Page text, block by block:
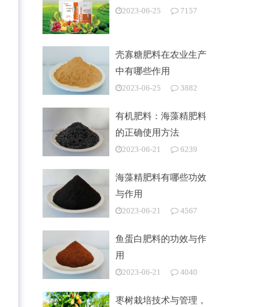
2023-06-25 7157
壳寡糖肥料在农业生产
中有哪些作用
2023-06-25 3882
有机肥料：海藻精肥料
的正确使用方法
2023-06-21 6239
海藻精肥料有哪些功效
与作用
2023-06-21 4567
鱼蛋白肥料的功效与作
用
2023-06-21 4040
枣树栽培技术与管理，